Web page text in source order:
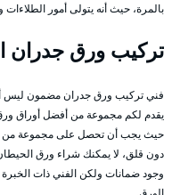
بالمرة، حيث أنه يتولى أمور الطلاءات
تركيب ورق جدران
فني تركيب ورق جدران مضمون ليس
يقدم لكم مجموعة من أفضل أوراق ورق
حيث يجب أن تحصل على مجموعة من
دون قلق، لا يمكنك شراء ورق
وجود ضمانات ولكن الفني ذات